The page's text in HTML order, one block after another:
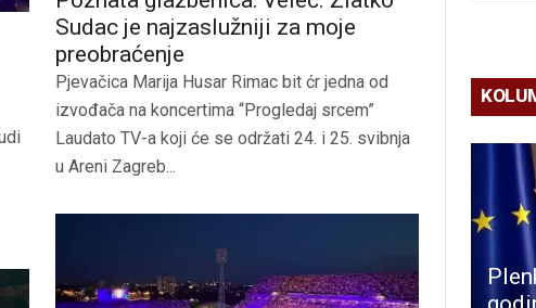
Sudac je najzaslužniji za moje
preobraćenje
Pjevačica Marija Husar Rimac bit ćr jedna od
izvođača na koncertima “Progledaj srcem”
Laudato TV-a koji će se održati 24. i 25. svibnja
u Areni Zagreb...